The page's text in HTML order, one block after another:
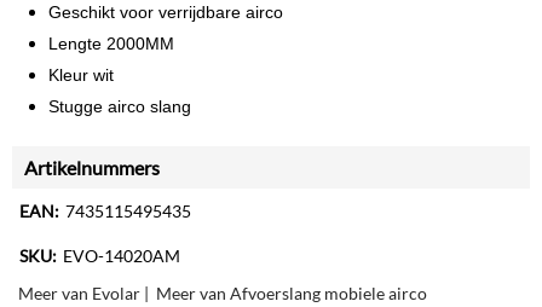
Geschikt voor verrijdbare airco
Lengte 2000MM
Kleur wit
Stugge airco slang
Artikelnummers
EAN: 7435115495435
SKU: EVO-14020AM
Meer van Evolar | Meer van Afvoerslang mobiele airco